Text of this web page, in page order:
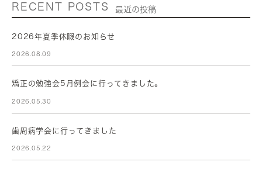
RECENT POSTS 最近の投稿
2026年夏季休暇のお知らせ
2026.08.09
矯正の勉強会5月例会に行ってきました。
2026.05.30
歯周病学会に行ってきました
2026.05.22